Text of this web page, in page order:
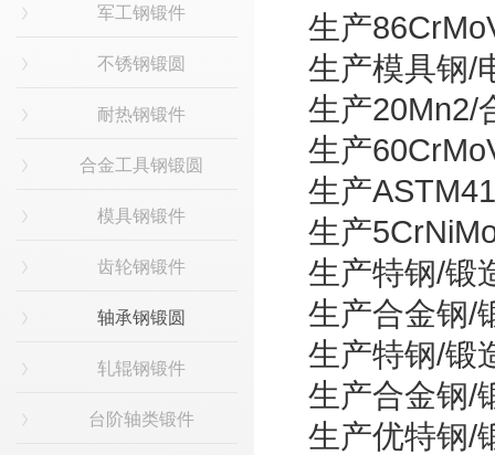
军工钢锻件
不锈钢锻圆
耐热钢锻件
合金工具钢锻圆
模具钢锻件
齿轮钢锻件
轴承钢锻圆
轧辊钢锻件
台阶轴类锻件
生产
生产模具钢/
生产20Mn2/
生产
生产
生产
生产特钢/锻
生产合金钢/
生产特钢/锻
生产合金钢/
生产优特钢/